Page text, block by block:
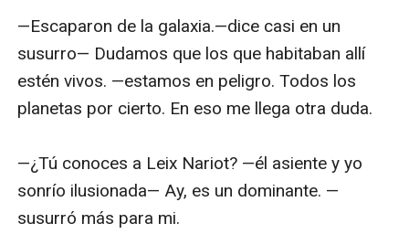
—Escaparon de la galaxia.—dice casi en un
susurro— Dudamos que los que habitaban allí
estén vivos. —estamos en peligro. Todos los
planetas por cierto. En eso me llega otra duda.
—¿Tú conoces a Leix Nariot? —él asiente y yo
sonrío ilusionada— Ay, es un dominante. —
susurró más para mi.